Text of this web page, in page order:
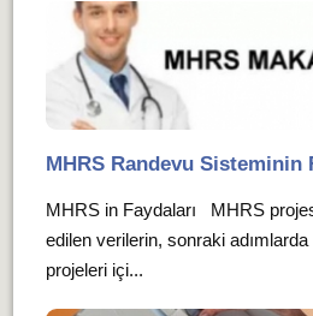
MHRS Randevu Sisteminin
MHRS in Faydaları MHRS
edilen verilerin, sonraki
projeleri içi...